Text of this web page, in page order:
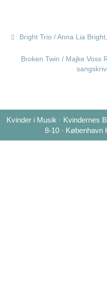
Bright Trio / Anna Lia
Broken Twin / Majke Voss
Kvinder i Musik · Kvindernes
8-10 · København